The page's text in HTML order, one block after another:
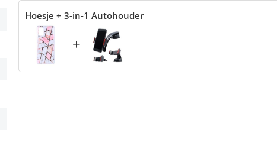
Hoesje + 3-in-1 Autohouder
+